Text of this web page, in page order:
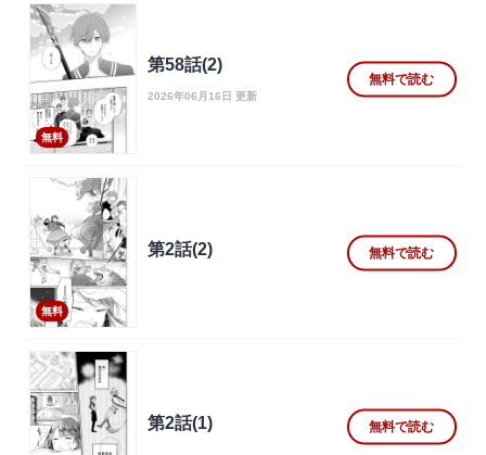
無料
第58話(2)
2026年06月16日 更新
無料で読む
無料
第2話(2) 無料で読む
第2話(1) 無料で読む